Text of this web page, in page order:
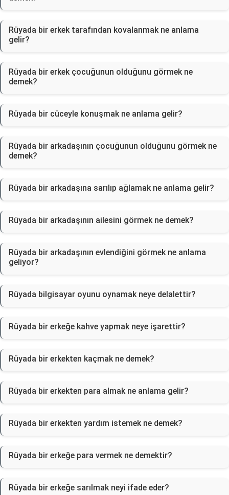
Rüyada bir erkek tarafından kovalanmak ne anlama
gelir?
Rüyada bir erkek çocuğunun olduğunu görmek ne
demek?
Rüyada bir cüceyle konuşmak ne anlama gelir?
Rüyada bir arkadaşının çocuğunun olduğunu görmek ne
demek?
Rüyada bir arkadaşına sarılıp ağlamak ne anlama gelir?
Rüyada bir arkadaşının ailesini görmek ne demek?
Rüyada bir arkadaşının evlendiğini görmek ne anlama
geliyor?
Rüyada bilgisayar oyunu oynamak neye delalettir?
Rüyada bir erkeğe kahve yapmak neye işarettir?
Rüyada bir erkekten kaçmak ne demek?
Rüyada bir erkekten para almak ne anlama gelir?
Rüyada bir erkekten yardım istemek ne demek?
Rüyada bir erkeğe para vermek ne demektir?
Rüyada bir erkeğe sarılmak neyi ifade eder?